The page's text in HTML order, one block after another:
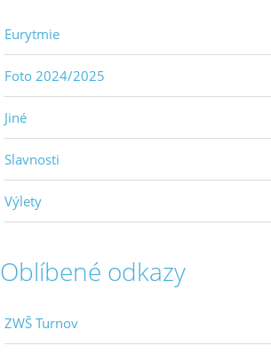
Eurytmie
Foto 2024/2025
Jiné
Slavnosti
Výlety
Oblíbené odkazy
ZWŠ Turnov